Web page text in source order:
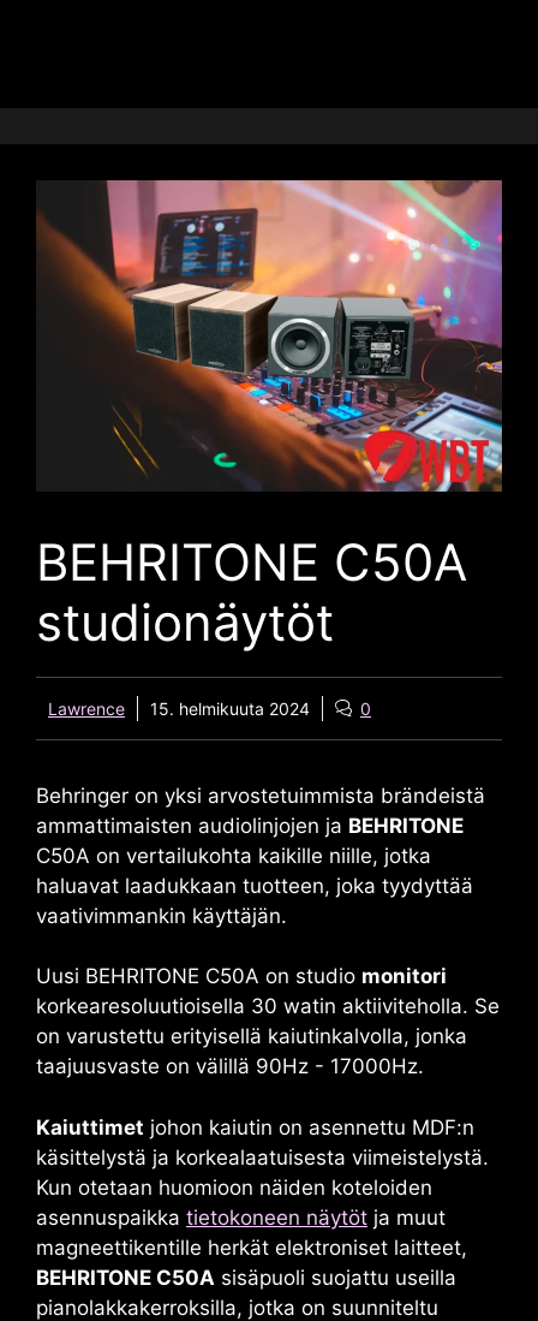
BEHRITONE C50A
studionäytöt
Lawrence 15. helmikuuta 2024 0
Behringer on yksi arvostetuimmista brändeistä
ammattimaisten audiolinjojen ja BEHRITONE
C50A on vertailukohta kaikille niille, jotka
haluavat laadukkaan tuotteen, joka tyydyttää
vaativimmankin käyttäjän.
Uusi BEHRITONE C50A on studio monitori
korkearesoluutioisella 30 watin aktiiviteholla. Se
on varustettu erityisellä kaiutinkalvolla, jonka
taajuusvaste on välillä 90Hz - 17000Hz.
Kaiuttimet johon kaiutin on asennettu MDF:n
käsittelystä ja korkealaatuisesta viimeistelystä.
Kun otetaan huomioon näiden koteloiden
asennuspaikka tietokoneen näytöt ja muut
magneettikentille herkät elektroniset laitteet,
BEHRITONE C50A sisäpuoli suojattu useilla
pianolakkakerroksilla, jotka on suunniteltu